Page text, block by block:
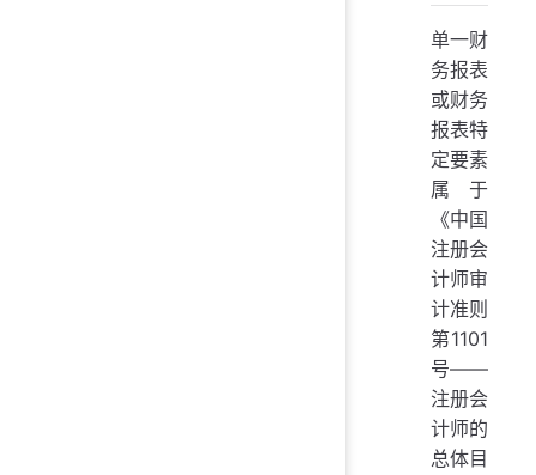
单一财
务报表
或财务
报表特
定要素
属于
《中国
注册会
计师审
计准则
第1101
号——
注册会
计师的
总体目